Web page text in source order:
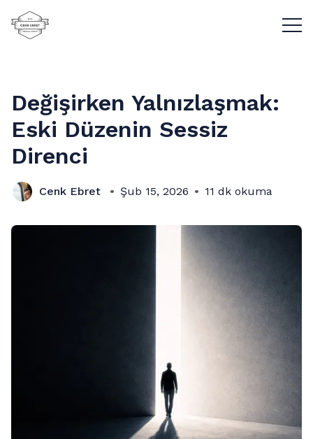
Değişirken Yalnızlaşmak:
Eski Düzenin Sessiz
Direnci
Cenk Ebret Şub 15, 2026 11 dk okuma